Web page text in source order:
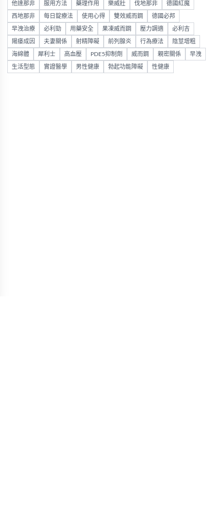
他達那非 服用方法 藥理作用 樂威壯 伐地那非 德國紅魔
西地那非 每日錠療法 使用心得 雙效威而鋼 德國必邦
早洩治療 必利勁 用藥安全 果凍威而鋼 壓力調適 必利吉
陽痿成因 夫妻關係 射精障礙 前列腺炎 行為療法 陰莖增粗
海綿體 犀利士 高血壓 PDE5抑制劑 威而鋼 親密關係 早洩
生活型態 實證醫學 男性健康 勃起功能障礙 性健康